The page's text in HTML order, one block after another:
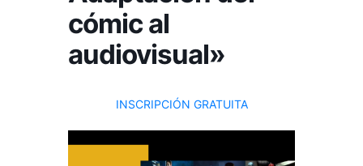
cómic al
audiovisual»
INSCRIPCIÓN GRATUITA